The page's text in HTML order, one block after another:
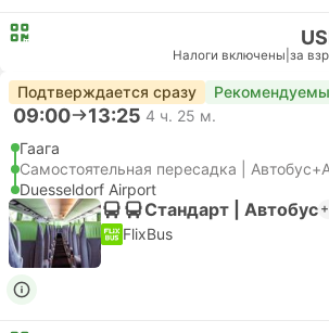
Налоги включены за
Подтверждается сразу
09:00 13:25 4 ч. 25 м.
Гаага
Самостоятельная пересадка |
Duesseldorf Airport
Стандарт | Автобус
FlixBus